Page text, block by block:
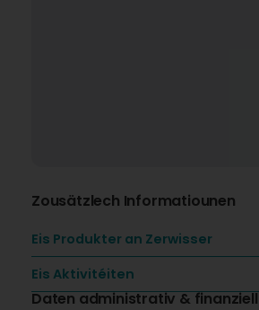
Zousätzlech Informatiounen
Eis Produkter an Zerwisser
Eis Aktivitéiten
Daten administrativ & finanziell